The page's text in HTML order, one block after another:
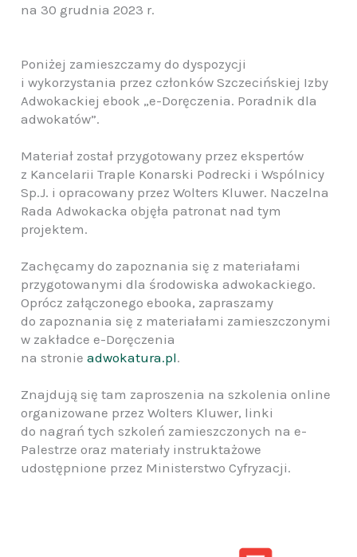
na 30 grudnia 2023 r.
Poniżej zamieszczamy do dyspozycji
i wykorzystania przez członków Szczecińskiej Izby
Adwokackiej ebook „e-Doręczenia. Poradnik dla
adwokatów”.
Materiał został przygotowany przez ekspertów
z Kancelarii Traple Konarski Podrecki i Wspólnicy
Sp.J. i opracowany przez Wolters Kluwer. Naczelna
Rada Adwokacka objęła patronat nad tym
projektem.
Zachęcamy do zapoznania się z materiałami
przygotowanymi dla środowiska adwokackiego.
Oprócz załączonego ebooka, zapraszamy
do zapoznania się z materiałami zamieszczonymi
w zakładce e-Doręczenia
na stronieadwokatura.pl.
Znajdują się tam zaproszenia na szkolenia online
organizowane przez Wolters Kluwer, linki
do nagrań tych szkoleń zamieszczonych na e-
Palestrze oraz materiały instruktażowe
udostępnione przez Ministerstwo Cyfryzacji.